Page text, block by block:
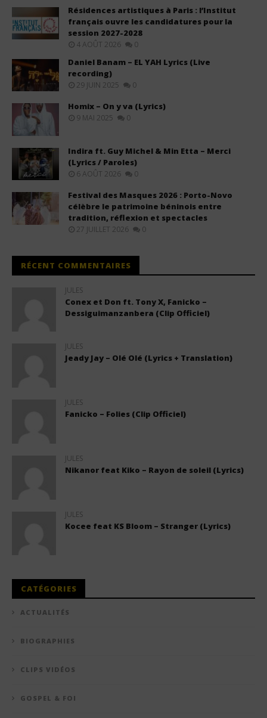
Résidences artistiques à Paris : l’Institut
français ouvre les candidatures pour la
session 2027-2028
4 AOÛT 2026 0
Daniel Banam – EL YAH Lyrics (Live
recording)
29 JUIN 2025 0
Homix – On y va (Lyrics)
9 MAI 2025 0
Indira ft. Guy Michel & Min Etta – Merci
(Lyrics / Paroles)
6 AOÛT 2026 0
Festival des Masques 2026 : Porto-Novo
célèbre le patrimoine béninois entre
tradition, réflexion et spectacles
27 JUILLET 2026 0
RÉCENT COMMENTAIRES
JULES
Conex et Don ft. Tony X, Fanicko –
Dessiguimanzanbera (Clip Officiel)
JULES
Jeady Jay – Olé Olé (Lyrics + Translation)
JULES
Fanicko – Folies (Clip Officiel)
JULES
Nikanor feat Kiko – Rayon de soleil (Lyrics)
JULES
Kocee feat KS Bloom – Stranger (Lyrics)
CATÉGORIES
ACTUALITÉS
BIOGRAPHIES
CLIPS VIDÉOS
GOSPEL & FOI